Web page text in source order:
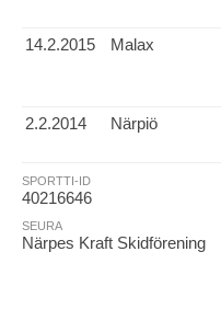
14.2.2015
Malax
2.2.2014
Närpiö
SPORTTI-ID
40216646
SEURA
Närpes Kraft Skidförening